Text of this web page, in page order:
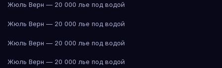
Жюль Верн — 20 000 лье под водой
Жюль Верн — 20 000 лье под водой
Жюль Верн — 20 000 лье под водой
Жюль Верн — 20 000 лье под водой